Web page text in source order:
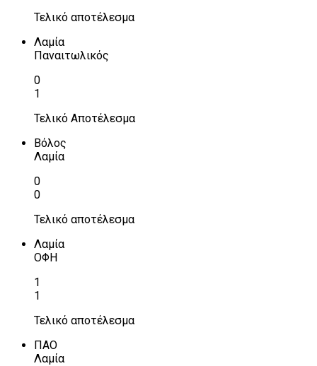
Τελικό αποτέλεσμα
Λαμία
Παναιτωλικός
0
1
Τελικό Αποτέλεσμα
Βόλος
Λαμία
0
0
Τελικό αποτέλεσμα
Λαμία
ΟΦΗ
1
1
Τελικό αποτέλεσμα
ΠΑΟ
Λαμία